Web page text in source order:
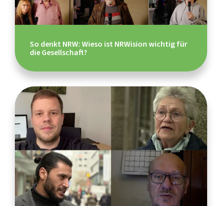
So denkt NRW: Wieso ist NRWision wichtig für
die Gesellschaft?